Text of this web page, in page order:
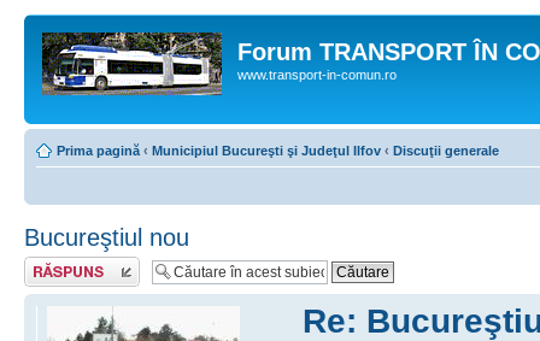
Forum TRANSPORT ÎN
www.transport-in-comun.ro
Prima pagină ‹ Municipiul Bucureşti şi Judeţul Ilfov ‹ Discuţii generale
Bucureştiul nou
Răspunde
Re: